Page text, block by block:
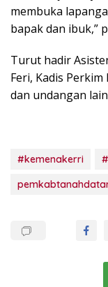
membuka
bapak dan ibuk,”
Turut hadir
Feri, Kadis
dan undangan
#kemenakerri